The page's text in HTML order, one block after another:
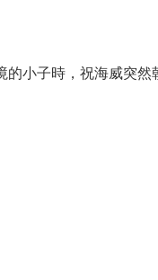
小子時，祝海威突然